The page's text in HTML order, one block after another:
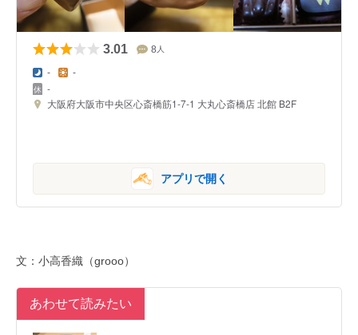
3.01 8 人
- -
-
大阪府大阪市中央区心斎橋筋1-7-1 大丸心斎橋店 北館 B2F
アプリで開く
文：小高香織（grooo）
あわせて読みたい